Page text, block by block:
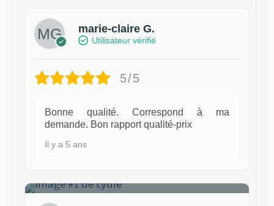
marie-claire G.
Utilisateur vérifié
5/5
Bonne qualité. Correspond à ma
demande. Bon rapport qualité-prix
Il y a 5 ans